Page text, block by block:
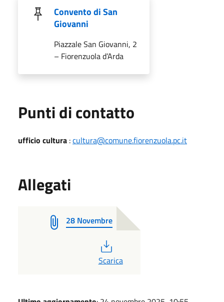
Convento di San
Giovanni
Piazzale San Giovanni, 2
– Fiorenzuola d’Arda
Punti di contatto
ufficio cultura :cultura@comune.fiorenzuola.pc.it
Allegati
28 Novembre
PDF
Scarica